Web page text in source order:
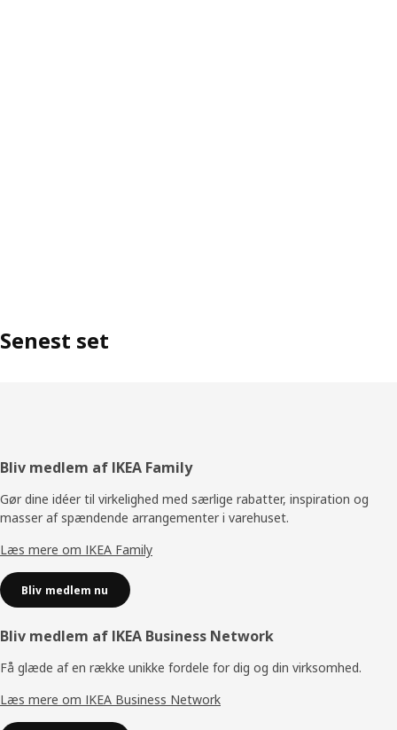
Senest set
Footer
Bliv medlem af IKEA Family
Gør dine idéer til virkelighed med særlige rabatter, inspiration og
masser af spændende arrangementer i varehuset.
Læs mere om IKEA Family
Bliv medlem nu
Bliv medlem af IKEA Business Network
Få glæde af en række unikke fordele for dig og din virksomhed.
Læs mere om IKEA Business Network